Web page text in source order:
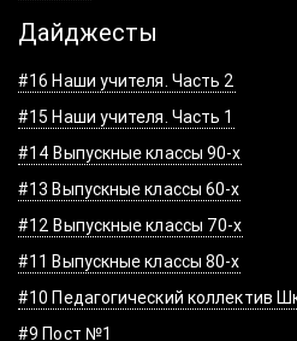
Дайджесты
#16 Наши учителя. Часть 2
#15 Наши учителя. Часть 1
#14 Выпускные классы 90-х
#13 Выпускные классы 60-х
#12 Выпускные классы 70-х
#11 Выпускные классы 80-х
#10 Педагогический коллектив
#9 Пост №1